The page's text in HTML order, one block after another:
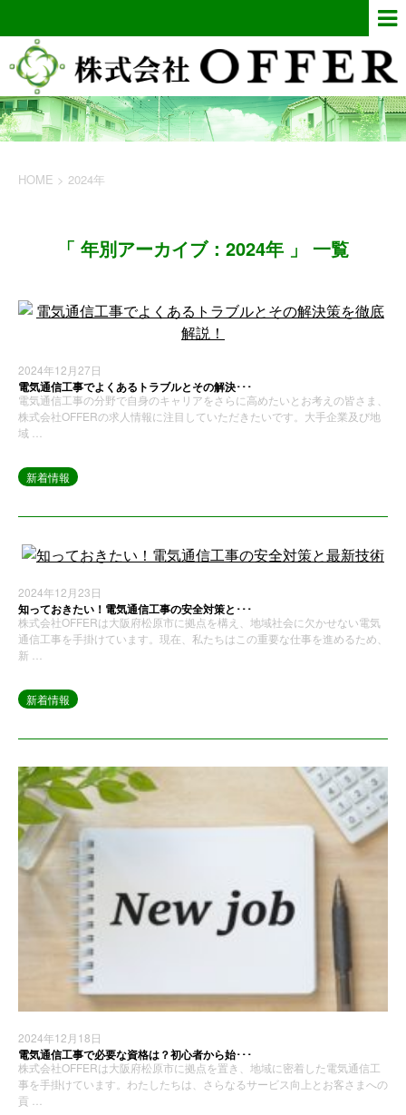
HOME > 2024年
「 年別アーカイブ：2024年 」 一覧
2024年12月27日
電気通信工事でよくあるトラブルとその解決･･･
電気通信工事の分野で自身のキャリアをさらに高めたいとお考えの皆さま、
株式会社OFFERの求人情報に注目していただきたいです。大手企業及び地
域 …
新着情報
2024年12月23日
知っておきたい！電気通信工事の安全対策と･･･
株式会社OFFERは大阪府松原市に拠点を構え、地域社会に欠かせない電気
通信工事を手掛けています。現在、私たちはこの重要な仕事を進めるため、
新 …
新着情報
2024年12月18日
電気通信工事で必要な資格は？初心者から始･･･
株式会社OFFERは大阪府松原市に拠点を置き、地域に密着した電気通信工
事を手掛けています。わたしたちは、さらなるサービス向上とお客さまへの
貢 …